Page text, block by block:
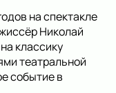
на спектакле
Николай
классику
театральной
событие в